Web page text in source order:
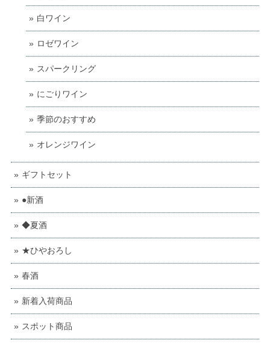
白ワイン
ロゼワイン
スパークリング
にごりワイン
季節のおすすめ
オレンジワイン
ギフトセット
●新酒
◆夏酒
★ひやおろし
春酒
新着入荷商品
スポット商品